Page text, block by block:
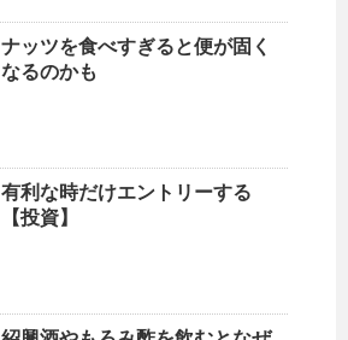
ナッツを食べすぎると便が固く
なるのかも
有利な時だけエントリーする
【投資】